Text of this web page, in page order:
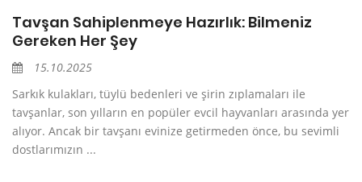
Tavşan Sahiplenmeye Hazırlık: Bilmeniz
Gereken Her Şey
15.10.2025
Sarkık kulakları, tüylü bedenleri ve şirin zıplamaları ile
tavşanlar, son yılların en popüler evcil hayvanları arasında yer
alıyor. Ancak bir tavşanı evinize getirmeden önce, bu sevimli
dostlarımızın ...